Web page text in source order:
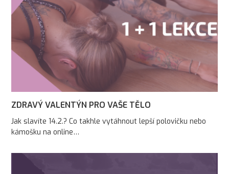
ZDRAVÝ VALENTÝN PRO VAŠE TĚLO
Jak slavíte 14.2.? Co takhle vytáhnout lepší polovičku nebo
kámošku na online…